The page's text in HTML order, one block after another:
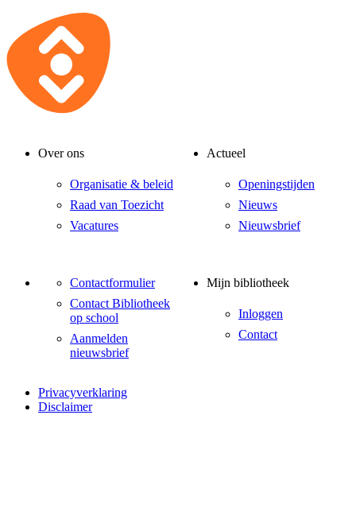
Over ons
Organisatie & beleid
Raad van Toezicht
Vacatures
Actueel
Openingstijden
Nieuws
Nieuwsbrief
Contactformulier
Contact Bibliotheek
op school
Aanmelden
nieuwsbrief
Mijn bibliotheek
Inloggen
Contact
Privacyverklaring
Disclaimer